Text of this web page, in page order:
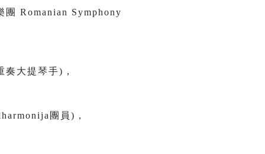
團 Romanian Symphony
大提琴手)，
團員)，